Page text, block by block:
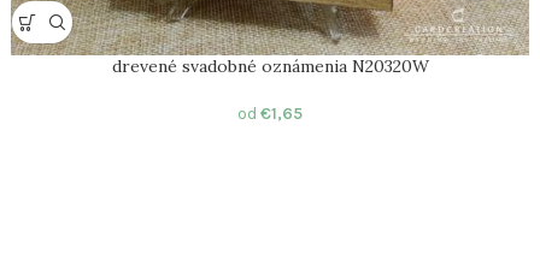
drevené svadobné oznámenia N20320W
od €1,65